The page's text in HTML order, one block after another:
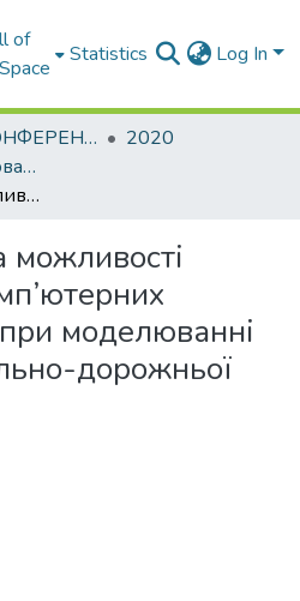
of
Statistics Log In
МАТЕРІАЛИ КОНФЕРЕНЦІЙ
2020
Комп’ютерно-інтегровані технології автоматизації технологічних процесів на транспорті та у виробництві. Секція: Інформаційні системи та технології на виробництві та в освіті
Перспективи та можливості проведення комп’ютерних експериментів при моделюванні об’єктів будівельно-дорожньої техніки
можливості
моделюванні
дорожньої